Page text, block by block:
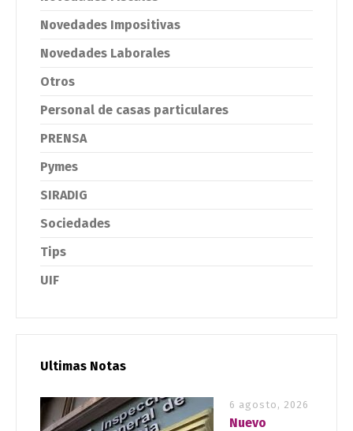
Novedades Impositivas
Novedades Laborales
Otros
Personal de casas particulares
PRENSA
Pymes
SIRADIG
Sociedades
Tips
UIF
Ultimas Notas
6 agosto, 2026
Nuevo